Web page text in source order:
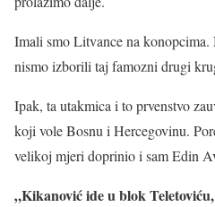
Imali smo Litvance na
nismo izborili taj famozni drugi
Ipak, ta utakmica i to prvenstvo
koji vole Bosnu i Hercegovinu.
velikoj mjeri doprinio i sam Edin
„Kikanović ide u blok